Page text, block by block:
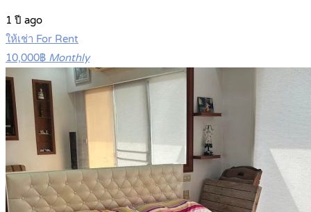
1 ปี ago
ให้เช่า For Rent
10,000฿ Monthly